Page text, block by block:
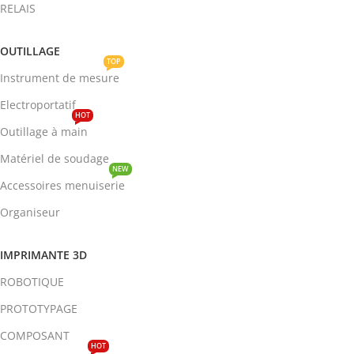
RELAIS
OUTILLAGE
Instrument de mesure
TOP
Electroportatif
Outillage à main
HOT
Matériel de soudage
Accessoires menuiserie
NEW
Organiseur
IMPRIMANTE 3D
ROBOTIQUE
PROTOTYPAGE
COMPOSANT
HOT